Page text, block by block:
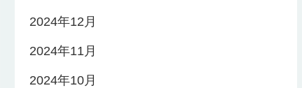
2024年12月
2024年11月
2024年10月